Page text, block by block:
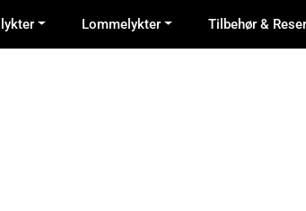
Lommelykter Tilbehør &